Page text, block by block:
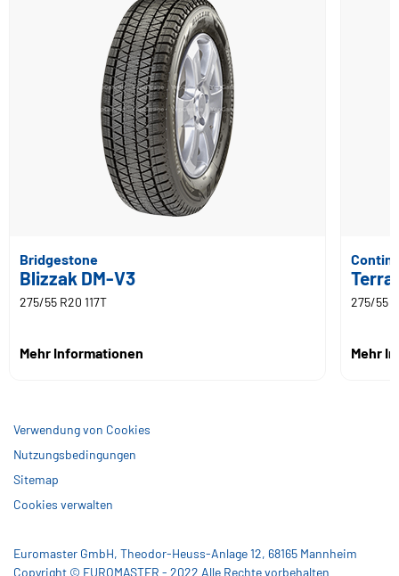
Bridgestone
Blizzak DM-V3
275/55 R20 117T
Mehr Informationen
275/55
Mehr
Verwendung von Cookies
Nutzungsbedingungen
Sitemap
Cookies verwalten
Euromaster GmbH, Theodor-Heuss-Anlage 12, 68165 Mannheim
Copyright © EUROMASTER - 2022 Alle Rechte vorbehalten